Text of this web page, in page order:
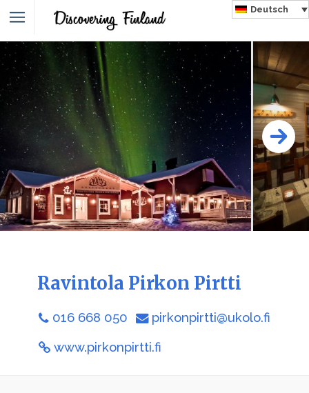
Deutsch
Ravintola Pirkon Pirtti
016 668 050 pirkonpirtti@ukolo.fi
www.pirkonpirtti.fi